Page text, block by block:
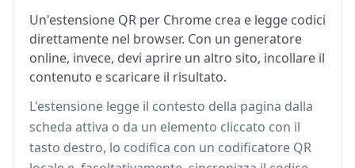
Un'estensione QR per Chrome crea e legge codici
direttamente nel browser. Con un generatore
online, invece, devi aprire un altro sito, incollare il
contenuto e scaricare il risultato.
L'estensione legge il contesto della pagina dalla
scheda attiva o da un elemento cliccato con il
tasto destro, lo codifica con un codificatore QR